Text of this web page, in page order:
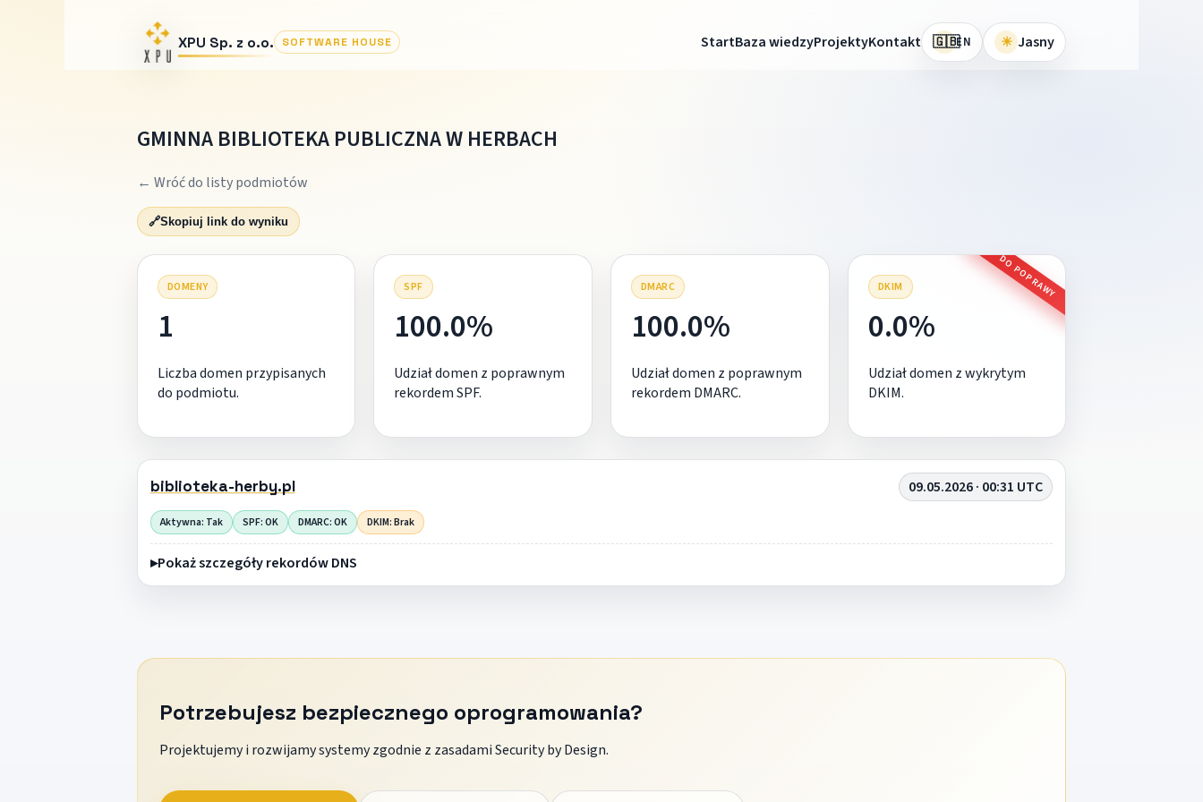
XPU Sp. z o.o. SOFTWARE HOUSE StartBaza wiedzyProjektyKontakt 🇬🇧EN ☀ Jasny
GMINNA BIBLIOTEKA PUBLICZNA W HERBACH
← Wróć do listy podmiotów
🔗Skopiuj link do wyniku
DOMENY
1
Liczba domen przypisanych
do podmiotu.
SPF
100.0%
Udział domen z poprawnym
rekordem SPF.
DMARC
100.0%
Udział domen z poprawnym
rekordem DMARC.
DKIM DO POPRAWY
0.0%
Udział domen z wykrytym
DKIM.
biblioteka-herby.pl 09.05.2026 · 00:31 UTC
Aktywna: Tak SPF: OK DMARC: OK DKIM: Brak
Pokaż szczegóły rekordów DNS
Potrzebujesz bezpiecznego oprogramowania?
Projektujemy i rozwijamy systemy zgodnie z zasadami Security by Design.